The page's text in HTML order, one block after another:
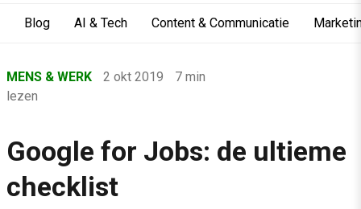
Blog AI & Tech Content & Communicatie
›
Mens & Werk
›
MENS & WERK 2 okt 2019
7 min
lezen
Google for Jobs: de ultieme
checklist